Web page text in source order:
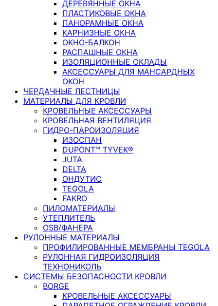
ДЕРЕВЯННЫЕ ОКНА
ПЛАСТИКОВЫЕ ОКНА
ПАНОРАМНЫЕ ОКНА
КАРНИЗНЫЕ ОКНА
ОКНО-БАЛКОН
РАСПАШНЫЕ ОКНА
ИЗОЛЯЦИОННЫЕ ОКЛАДЫ
АКСЕССУАРЫ ДЛЯ МАНСАРДНЫХ
ОКОН
ЧЕРДАЧНЫЕ ЛЕСТНИЦЫ
МАТЕРИАЛЫ ДЛЯ КРОВЛИ
КРОВЕЛЬНЫЕ АКСЕССУАРЫ
КРОВЕЛЬНАЯ ВЕНТИЛЯЦИЯ
ГИДРО-ПАРОИЗОЛЯЦИЯ
ИЗОСПАН
DUPONT™ TYVEK®
JUTA
DELTA
ОНДУТИС
TEGOLA
FAKRO
ПИЛОМАТЕРИАЛЫ
УТЕПЛИТЕЛЬ
OSB/ФАНЕРА
РУЛОННЫЕ МАТЕРИАЛЫ
ПРОФИЛИРОВАННЫЕ МЕМБРАНЫ TEGOLA
РУЛОННАЯ ГИДРОИЗОЛЯЦИЯ
ТЕХНОНИКОЛЬ
СИСТЕМЫ БЕЗОПАСНОСТИ КРОВЛИ
BORGE
КРОВЕЛЬНЫЕ АКСЕССУАРЫ